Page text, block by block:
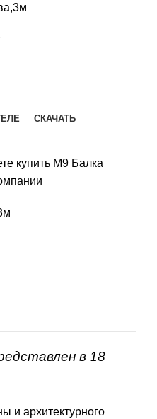
СКАЧАТЬ
купить М9 Балка
в 18
и архитектурного